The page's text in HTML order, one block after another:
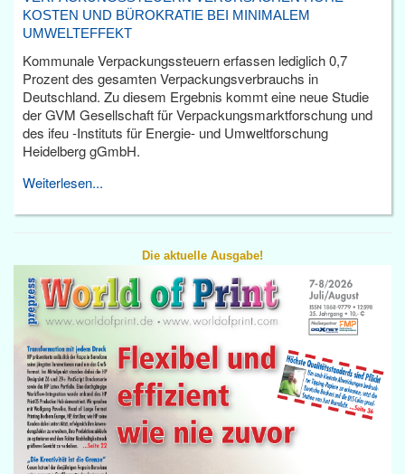
KOSTEN UND BÜROKRATIE BEI MINIMALEM
UMWELTEFFEKT
Kommunale Verpackungssteuern erfassen lediglich 0,7
Prozent des gesamten Verpackungsverbrauchs in
Deutschland. Zu diesem Ergebnis kommt eine neue Studie
der GVM Gesellschaft für Verpackungsmarktforschung und
des ifeu -Instituts für Energie- und Umweltforschung
Heidelberg gGmbH.
Weiterlesen...
Die aktuelle Ausgabe!